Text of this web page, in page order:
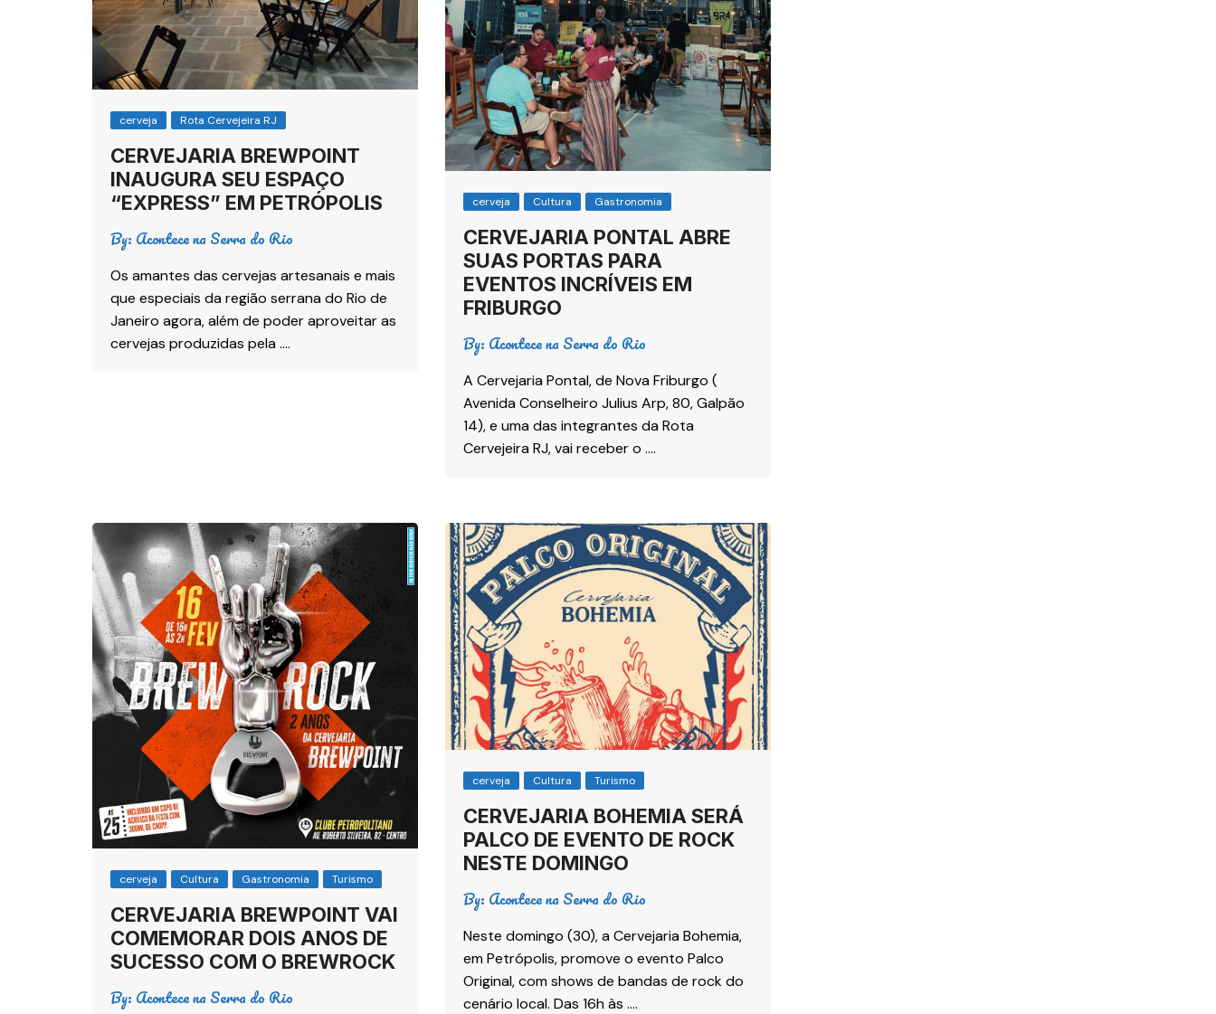
cerveja Rota Cervejeira RJ
CERVEJARIA BREWPOINT
INAUGURA SEU ESPAÇO
“EXPRESS” EM PETRÓPOLIS
By: Acontece na Serra do Rio
Os amantes das cervejas artesanais e mais
que especiais da região serrana do Rio de
Janeiro agora, além de poder aproveitar as
cervejas produzidas pela ….
cerveja Cultura Gastronomia
CERVEJARIA PONTAL ABRE
SUAS PORTAS PARA
EVENTOS INCRÍVEIS EM
FRIBURGO
By: Acontece na Serra do Rio
A Cervejaria Pontal, de Nova Friburgo (
Avenida Conselheiro Julius Arp, 80, Galpão
14), e uma das integrantes da Rota
Cervejeira RJ, vai receber o ….
cerveja Cultura Gastronomia Turismo
CERVEJARIA BREWPOINT VAI
COMEMORAR DOIS ANOS DE
SUCESSO COM O BREWROCK
By: Acontece na Serra do Rio
cerveja Cultura Turismo
CERVEJARIA BOHEMIA SERÁ
PALCO DE EVENTO DE ROCK
NESTE DOMINGO
By: Acontece na Serra do Rio
Neste domingo (30), a Cervejaria Bohemia,
em Petrópolis, promove o evento Palco
Original, com shows de bandas de rock do
cenário local. Das 16h às ….